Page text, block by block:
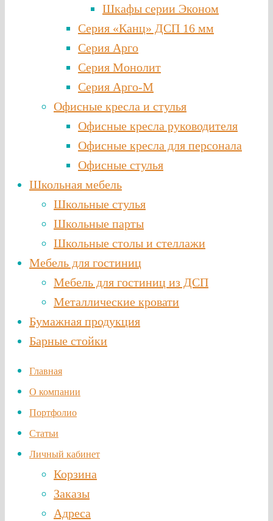
Шкафы серии Эконом
Серия «Канц» ДСП 16 мм
Серия Арго
Серия Монолит
Серия Арго-М
Офисные кресла и стулья
Офисные кресла руководителя
Офисные кресла для персонала
Офисные стулья
Школьная мебель
Школьные стулья
Школьные парты
Школьные столы и стеллажи
Мебель для гостиниц
Мебель для гостиниц из ДСП
Металлические кровати
Бумажная продукция
Барные стойки
Главная
О компании
Портфолио
Статьи
Личный кабинет
Корзина
Заказы
Адреса